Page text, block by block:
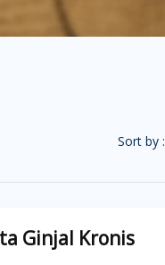
Sort by :
Ginjal Kronis